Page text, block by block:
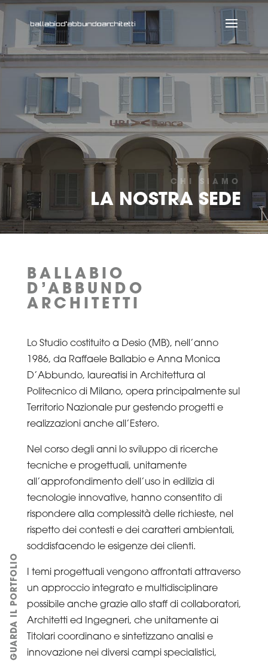
CHI SIAMO
LA NOSTRA SEDE
BALLABIO
D’ABBUNDO
ARCHITETTI
Lo Studio costituito a Desio (MB), nell’anno
1986, da Raffaele Ballabio e Anna Monica
D’Abbundo, laureatisi in Architettura al
Politecnico di Milano, opera principalmente sul
Territorio Nazionale pur gestendo progetti e
realizzazioni anche all’Estero.
Nel corso degli anni lo sviluppo di ricerche
tecniche e progettuali, unitamente
all’approfondimento dell’uso in edilizia di
tecnologie innovative, hanno consentito di
rispondere alla complessità delle richieste, nel
rispetto dei contesti e dei caratteri ambientali,
soddisfacendo le esigenze dei clienti.
I temi progettuali vengono affrontati attraverso
un approccio integrato e multidisciplinare
possibile anche grazie allo staff di collaboratori,
Architetti ed Ingegneri, che unitamente ai
Titolari coordinano e sintetizzano analisi e
innovazione nei diversi campi specialistici,
GUARDA IL PORTFOLIO